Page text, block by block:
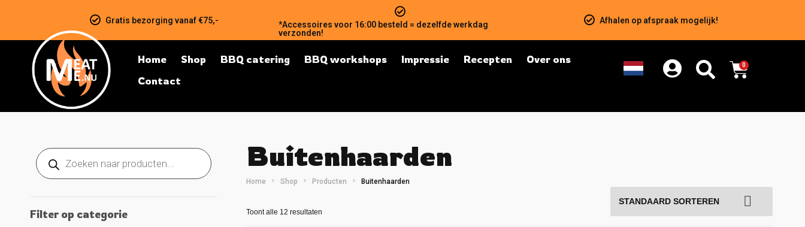
Gratis bezorging vanaf €75,-
*Accessoires voor 16:00 besteld = dezelfde werkdag
verzonden!
Afhalen op afspraak mogelijk!
Home Shop BBQ catering BBQ workshops Impressie Recepten
Over ons
Contact
0
Filter op categorie
Buitenhaarden
Home Shop Producten Buitenhaarden
Toont alle 12 resultaten